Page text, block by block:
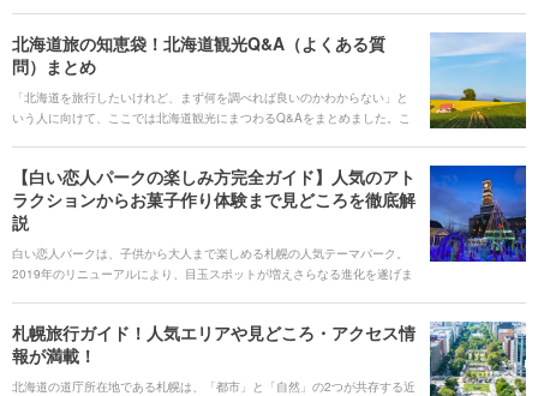
円山動物園と北海道神宮の魅力にも触れますので、ぜひ円山を観光する際
はこの2つのスポットにも立ち寄ってみてくださいね。
北海道旅の知恵袋！北海道観光Q&A（よくある質
問）まとめ
「北海道を旅行したいけれど、まず何を調べれば良いのかわからない」と
いう人に向けて、ここでは北海道観光にまつわるQ&Aをまとめました。こ
網羅しています。他のコラムも参考にしながら、ぜひ北海道観光の計画を
立ててみてくださいね。
【白い恋人パークの楽しみ方完全ガイド】人気のアト
ラクションからお菓子作り体験まで見どころを徹底解
説
白い恋人パークは、子供から大人まで楽しめる札幌の人気テーマパーク。
2019年のリニューアルにより、目玉スポットが増えさらなる進化を遂げま
パークの楽しみ方を徹底解説していきます。
札幌旅行ガイド！人気エリアや見どころ・アクセス情
報が満載！
北海道の道庁所在地である札幌は、「都市」と「自然」の2つが共存する近